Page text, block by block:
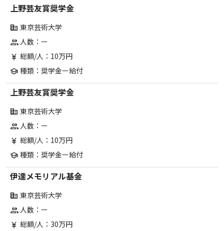
上野芸友賞奨学金
corporate_fare 東京芸術大学
group人数：ー
currency_yen 総額/人：10万円
school 種類：奨学金ー給付
上野芸友賞奨学金
corporate_fare 東京芸術大学
group人数：ー
currency_yen 総額/人：10万円
school 種類：奨学金ー給付
伊達メモリアル基金
corporate_fare 東京芸術大学
group人数：ー
currency_yen 総額/人：30万円